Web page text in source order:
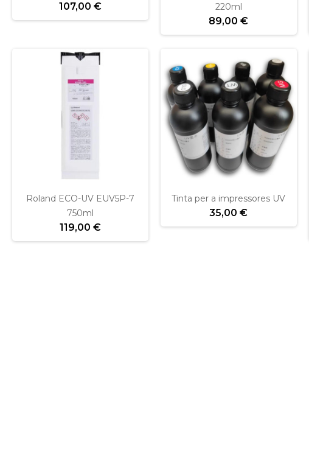
107,00 €
220ml
89,00 €
Roland ECO-UV EUV5P-7
750ml
119,00 €
Tinta per a impressores UV
35,00 €